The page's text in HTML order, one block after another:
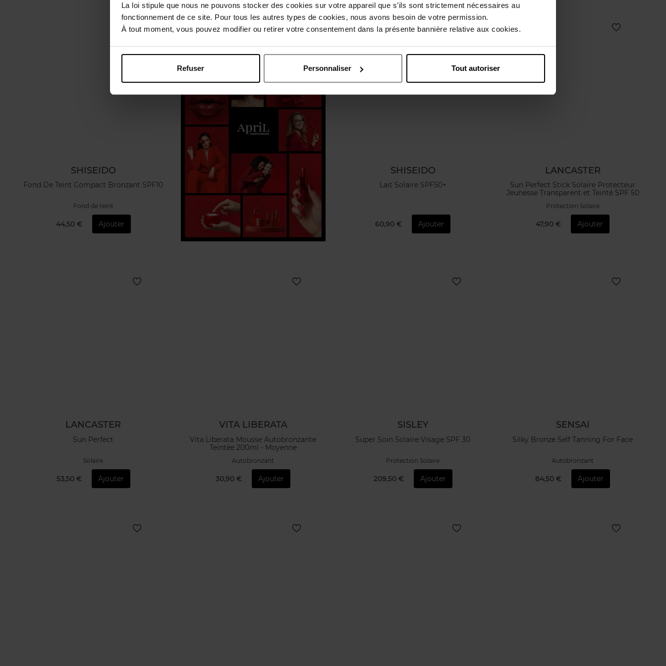
La loi stipule que nous ne pouvons stocker des cookies sur votre appareil que s’ils sont strictement nécessaires au
fonctionnement de ce site. Pour tous les autres types de cookies, nous avons besoin de votre permission.
À tout moment, vous pouvez modifier ou retirer votre consentement dans la présente bannière relative aux cookies.
Refuser Personnaliser Tout autoriser
SHISEIDO
Fond De Teint Compact Bronzant SPF10
Fond de teint
44,50 € Ajouter
SHISEIDO
Lait Solaire SPF50+
60,90 € Ajouter
LANCASTER
Sun Perfect Stick Solaire Protecteur
Jeunesse Transparent et Teinté SPF 50
Protection Solaire
47,90 € Ajouter
LANCASTER
Sun Perfect
Solaire
53,50 € Ajouter
VITA LIBERATA
Vita Liberata Mousse Autobronzante
Teintée 200ml - Moyenne
Autobronzant
30,90 € Ajouter
SISLEY
Super Soin Solaire Visage SPF 30
Protection Solaire
209,50 € Ajouter
SENSAI
Silky Bronze Self Tanning For Face
Autobronzant
84,50 € Ajouter